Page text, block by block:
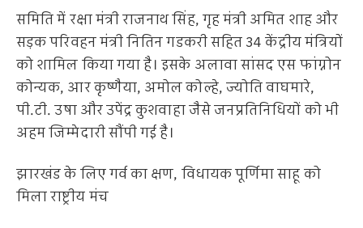
समिति में रक्षा मंत्री राजनाथ सिंह, गृह मंत्री अमित शाह और
सड़क परिवहन मंत्री नितिन गडकरी सहित 34 केंद्रीय मंत्रियों
को शामिल किया गया है। इसके अलावा सांसद एस फांग्नोन
कोन्यक, आर कृष्णैया, अमोल कोल्हे, ज्योति वाघमारे,
पी.टी. उषा और उपेंद्र कुशवाहा जैसे जनप्रतिनिधियों को भी
अहम जिम्मेदारी सौंपी गई है।
झारखंड के लिए गर्व का क्षण, विधायक पूर्णिमा साहू को
मिला राष्ट्रीय मंच